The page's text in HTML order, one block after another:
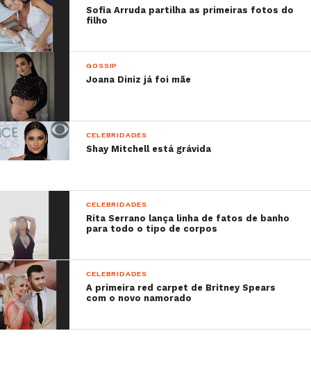
há quem, apesar de não se pronunciar em relação a
este assunto, assuma gostar da aparência da atriz e
até chegar a compará-la à Kim Kardashian (mas em
versão portuguesa).
Sabe mais:
–Rita Ferro Rodrigues incentiva o craque a não
tirar a “barbicha”
– Paulo Pires adota um novo visual após novela
da TVI
–Os looks das caras famosas na 8ª edição do
Rock in Rio
Sofia Arruda partilha as primeiras fotos do
filho
GOSSIP
Joana Diniz já foi mãe
CELEBRIDADES
Shay Mitchell está grávida
CELEBRIDADES
Rita Serrano lança linha de fatos de banho
para todo o tipo de corpos
CELEBRIDADES
A primeira red carpet de Britney Spears
com o novo namorado